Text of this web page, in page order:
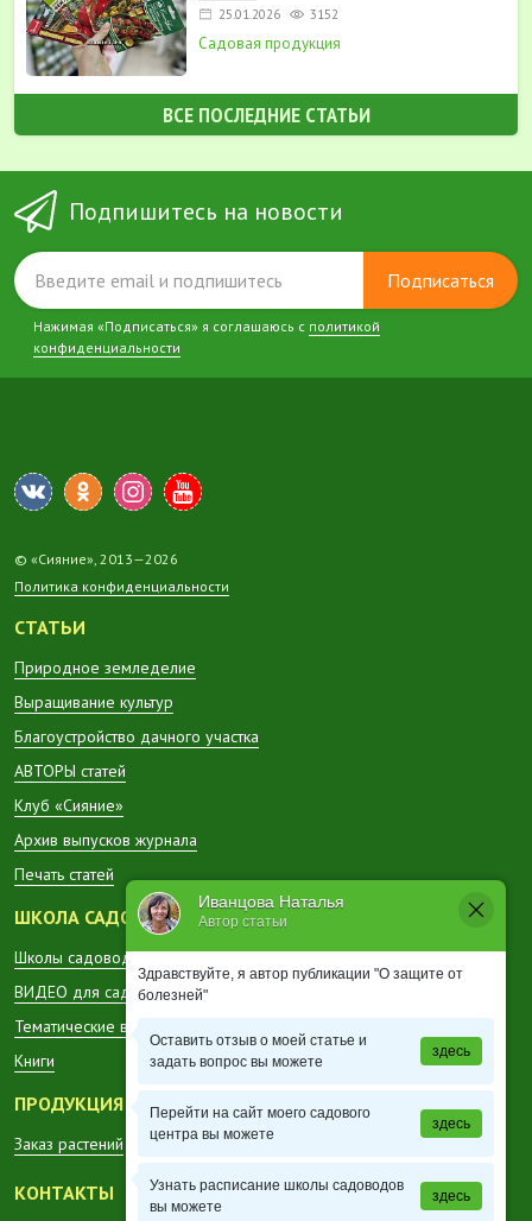
Иванцова Наталья
Автор статьи
Здравствуйте, я автор публикации "О защите от
болезней"
Оставить отзыв о моей статье и
задать вопрос вы можете
здесь
Перейти на сайт моего садового
центра вы можете
здесь
Узнать расписание школы садоводов
вы можете
здесь
25.01.2026 3152
Садовая продукция
ВСЕ ПОСЛЕДНИЕ СТАТЬИ
Подпишитесь на новости
Подписаться
Нажимая «Подписаться» я соглашаюсь с политикой
конфиденциальности
© «Сияние», 2013—2026
Политика конфиденциальности
СТАТЬИ
Природное земледелие
Выращивание культур
Благоустройство дачного участка
АВТОРЫ статей
Клуб «Сияние»
Архив выпусков журнала
Печать статей
ШКОЛА САДОВОДА
Школы садоводов в регионах
ВИДЕО для садоводов
Тематические вестники
Книги
ПРОДУКЦИЯ
Заказ растений
КОНТАКТЫ